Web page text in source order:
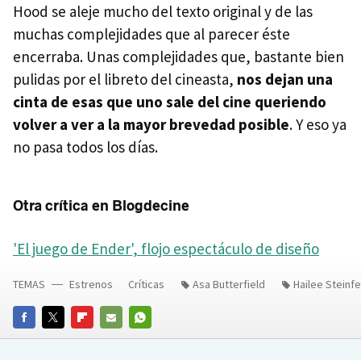
Hood se aleje mucho del texto original y de las
muchas complejidades que al parecer éste
encerraba. Unas complejidades que, bastante bien
pulidas por el libreto del cineasta, nos dejan una
cinta de esas que uno sale del cine queriendo
volver a ver a la mayor brevedad posible. Y eso ya
no pasa todos los días.
Otra crítica en Blogdecine
'El juego de Ender', flojo espectáculo de diseño
FACEBOOKTWITTERFLIPBOARD
E-
WHATSAPP
TEMAS Estrenos Críticas Asa Butterfield Hailee